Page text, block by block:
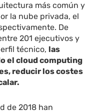
más común y
la nube privada, el
De
201 ejecutivos y
técnico, las
el cloud computing
reducir los costes
de 2018 han